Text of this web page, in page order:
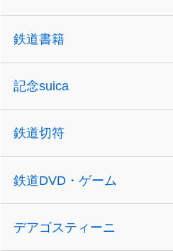
鉄道書籍
記念suica
鉄道切符
鉄道DVD・ゲーム
デアゴスティーニ